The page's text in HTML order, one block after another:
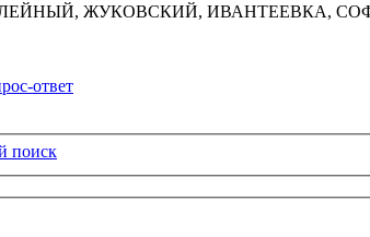
ЖУКОВСКИЙ, ИВАНТЕЕВКА,
ответ
поиск